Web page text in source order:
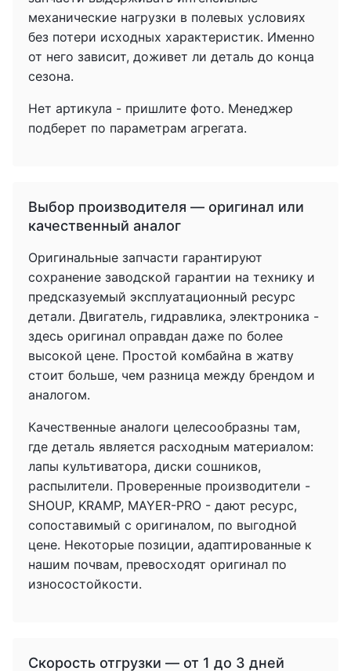
механические нагрузки в полевых условиях
без потери исходных характеристик. Именно
от него зависит, доживет ли деталь до конца
сезона.
Нет артикула - пришлите фото. Менеджер
подберет по параметрам агрегата.
Выбор производителя — оригинал или
качественный аналог
Оригинальные запчасти гарантируют
сохранение заводской гарантии на технику и
предсказуемый эксплуатационный ресурс
детали. Двигатель, гидравлика, электроника -
здесь оригинал оправдан даже по более
высокой цене. Простой комбайна в жатву
стоит больше, чем разница между брендом и
аналогом.
Качественные аналоги целесообразны там,
где деталь является расходным материалом:
лапы культиватора, диски сошников,
распылители. Проверенные производители -
SHOUP, KRAMP, MAYER-PRO - дают ресурс,
сопоставимый с оригиналом, по выгодной
цене. Некоторые позиции, адаптированные к
нашим почвам, превосходят оригинал по
износостойкости.
Скорость отгрузки — от 1 до 3 дней